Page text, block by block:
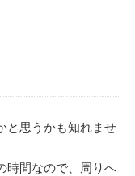
と思うかも知れませ
時間なので、周りへ